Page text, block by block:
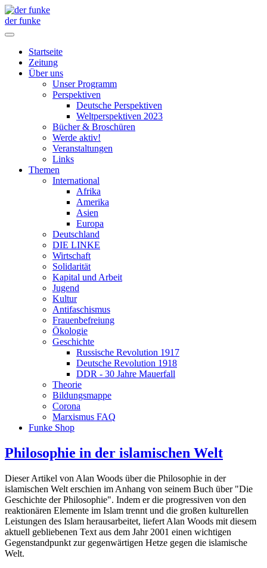
der funke
Startseite
Zeitung
Über uns
Unser Programm
Perspektiven
Deutsche Perspektiven
Weltperspektiven 2023
Bücher & Broschüren
Werde aktiv!
Veranstaltungen
Links
Themen
International
Afrika
Amerika
Asien
Europa
Deutschland
DIE LINKE
Wirtschaft
Solidarität
Kapital und Arbeit
Jugend
Kultur
Antifaschismus
Frauenbefreiung
Ökologie
Geschichte
Russische Revolution 1917
Deutsche Revolution 1918
DDR - 30 Jahre Mauerfall
Theorie
Bildungsmappe
Corona
Marxismus FAQ
Funke Shop
Philosophie in der islamischen Welt
Dieser Artikel von Alan Woods über die Philosophie in der
islamischen Welt erschien im Anhang von seinem Buch über "Die
Geschichte der Philosophie". Indem er die progressiven von den
reaktionären Elemente im Islam trennt und die großen kulturellen
Leistungen des Islam herausarbeitet, liefert Alan Woods mit diesem
aktuell gebliebenen Text aus dem Jahr 2001 einen wichtigen
Gegenstandpunkt zur gegenwärtigen Hetze gegen die islamische
Welt.